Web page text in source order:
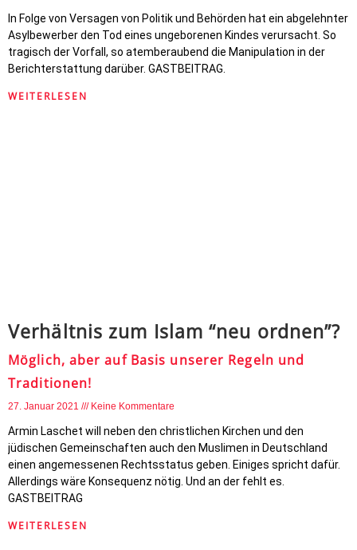
In Folge von Versagen von Politik und Behörden hat ein abgelehnter
Asylbewerber den Tod eines ungeborenen Kindes verursacht. So
tragisch der Vorfall, so atemberaubend die Manipulation in der
Berichterstattung darüber. GASTBEITRAG.
WEITERLESEN
Verhältnis zum Islam “neu ordnen”?
Möglich, aber auf Basis unserer Regeln und
Traditionen!
27. Januar 2021 Keine Kommentare
Armin Laschet will neben den christlichen Kirchen und den
jüdischen Gemeinschaften auch den Muslimen in Deutschland
einen angemessenen Rechtsstatus geben. Einiges spricht dafür.
Allerdings wäre Konsequenz nötig. Und an der fehlt es.
GASTBEITRAG
WEITERLESEN